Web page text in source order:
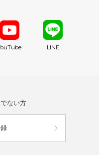
LINE
ない方